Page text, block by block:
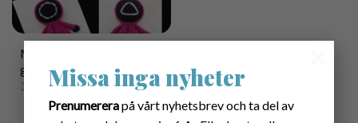
Missa inga nyheter
Prenumererapå vårt nyhetsbrev och ta del av
Mönster virkade Squid
game figurer
30.00kr